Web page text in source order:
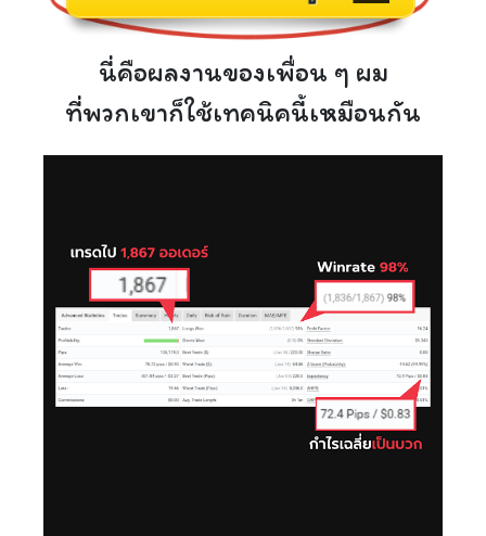
นี่คือผลงานของเพื่อน ๆ ผม
ที่พวกเขาก็ใช้เทคนิคนี้เหมือนกัน